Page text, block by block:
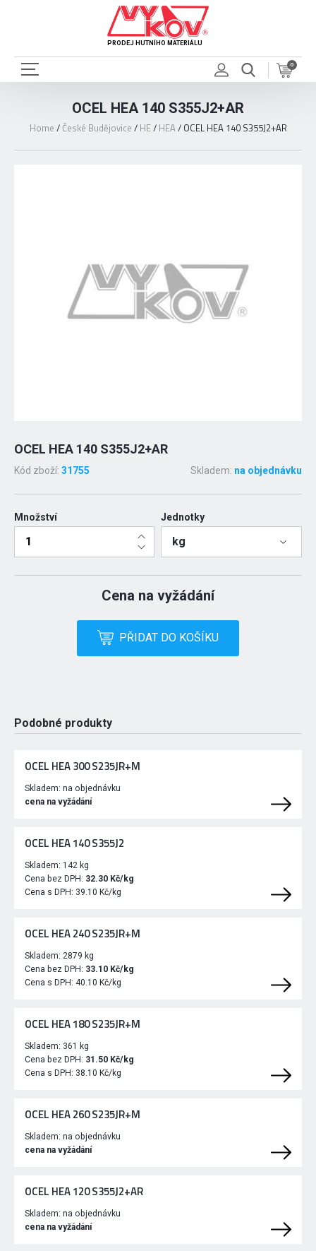
PRODEJ HUTNÍHO MATERIÁLU
0
OCEL HEA 140 S355J2+AR
Home / České Budějovice / HE/ HEA/ OCEL HEA 140 S355J2+AR
OCEL HEA 140 S355J2+AR
Kód zboží: 31755 Skladem: na objednávku
Množství Jednotky
kg
Cena na vyžádání
PŘIDAT DO KOŠÍKU
Podobné produkty
OCEL HEA 300 S235JR+M
Skladem: na objednávku
cena na vyžádání
OCEL HEA 140 S355J2
Skladem: 142 kg
Cena bez DPH: 32.30 Kč/kg
Cena s DPH: 39.10 Kč/kg
OCEL HEA 240 S235JR+M
Skladem: 2879 kg
Cena bez DPH: 33.10 Kč/kg
Cena s DPH: 40.10 Kč/kg
OCEL HEA 180 S235JR+M
Skladem: 361 kg
Cena bez DPH: 31.50 Kč/kg
Cena s DPH: 38.10 Kč/kg
OCEL HEA 260 S235JR+M
Skladem: na objednávku
cena na vyžádání
OCEL HEA 120 S355J2+AR
Skladem: na objednávku
cena na vyžádání